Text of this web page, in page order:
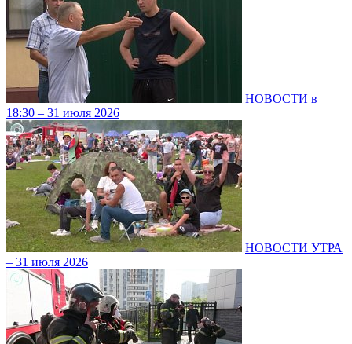
НОВОСТИ в
18:30 – 31 июля 2026
НОВОСТИ УТРА
– 31 июля 2026